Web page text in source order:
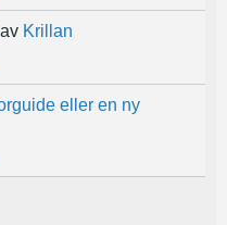
av Krillan
eller en ny